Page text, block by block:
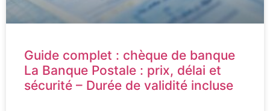
Guide complet : chèque de banque
La Banque Postale : prix, délai et
sécurité – Durée de validité incluse